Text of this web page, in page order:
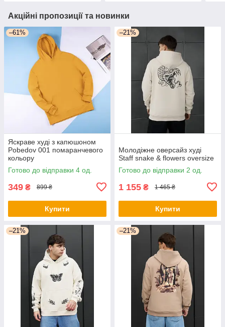
Акційні пропозиції та новинки
–61%
Яскраве худі з капюшоном
Pobedov 001 помаранчевого
кольору
Готово до відправки 4 од.
349 ₴ 899 ₴
Купити
–21%
Молодіжне оверсайз худі
Staff snake & flowers oversize
Готово до відправки 2 од.
1 155 ₴ 1 465 ₴
Купити
–21% –21%